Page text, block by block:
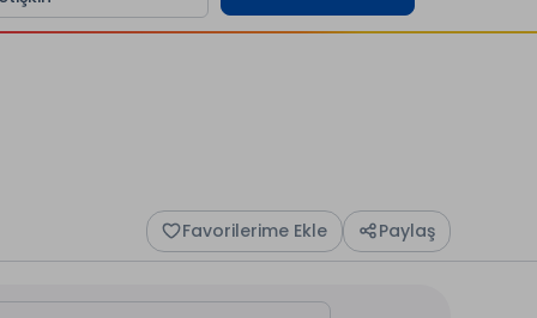
Favorilerime Ekle Paylaş